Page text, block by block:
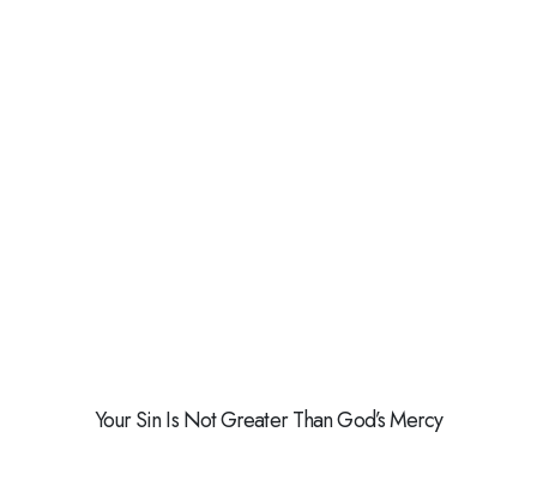
Your Sin Is Not Greater Than God’s Mercy